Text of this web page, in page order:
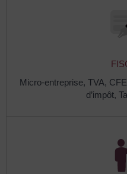
Micro-entreprise, TVA,
d’impôt,